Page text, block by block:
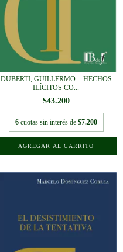
DUBERTI, GUILLERMO. - HECHOS
ILÍCITOS CO...
$43.200
6 cuotas sin interés de $7.200